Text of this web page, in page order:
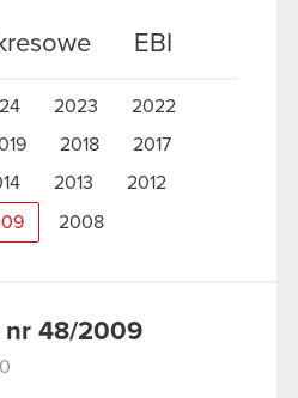
EBI
2023
2022
2018
2017
2013 2012
2008
nr 48/2009